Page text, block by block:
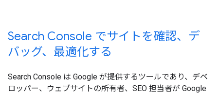
Search Console でサイトを確認、デ
バッグ、最適化する
Search Console は Google が提供するツールであり、デベ
ロッパー、ウェブサイトの所有者、SEO 担当者が Google